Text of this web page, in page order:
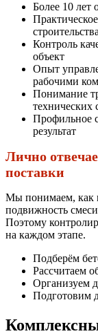
Более 10 лет
строительства
Контроль
объект
Опыт
рабочими
Понимание
технических
Профильное
результат
Лично
поставки
Мы понимаем, как
подвижность
Поэтому
на каждом этапе.
Подберём
Рассчитаем
Организуем
Подготовим